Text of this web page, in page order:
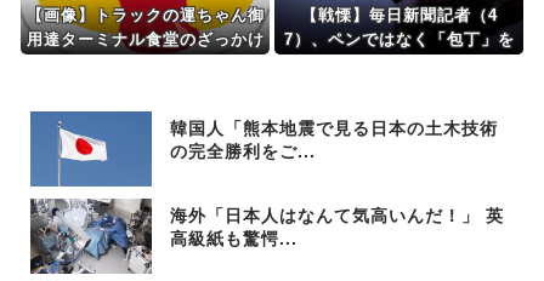
【画像】トラックの運ちゃん御
用達ターミナル食堂のざっかけ
【戦慄】毎日新聞記者（4
7）、ペンではなく「包丁」を
韓国人「熊本地震で見る日本の土木技術
の完全勝利をご...
海外「日本人はなんて気高いんだ！」 英
高級紙も驚愕...